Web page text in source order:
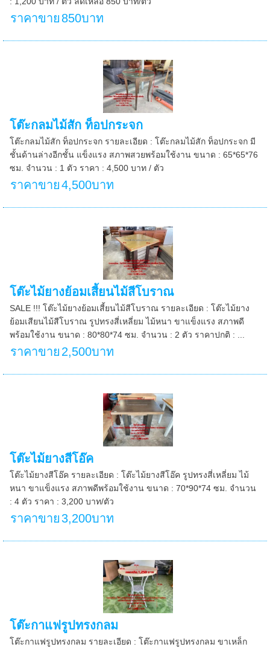
ราคาขาย 850บาท
โต๊ะกลมไม้สัก ท็อปกระจก
โต๊ะกลมไม้สัก ท็อปกระจก รายละเอียด : โต๊ะกลมไม้สัก ท็อปกระจก มี
ชั้นด้านล่างอีกชั้น แข็งแรง สภาพสวยพร้อมใช้งาน ขนาด : 65*65*76
ซม. จำนวน : 1 ตัว ราคา : 4,500 บาท / ตัว
ราคาขาย4,500บาท
โต๊ะไม้ยางย้อมเสี้ยนไม้สีโบราณ
SALE !!! โต๊ะไม้ยางย้อมเสี้ยนไม้สีโบราณ รายละเอียด : โต๊ะไม้ยาง
ย้อมเสียนไม้สีโบราณ รูปทรงสี่เหลี่ยม ไม้หนา ขาแข็งแรง สภาพดี
พร้อมใช้งาน ขนาด : 80*80*74 ซม. จำนวน : 2 ตัว ราคาปกติ : ...
ราคาขาย 2,500บาท
โต๊ะไม้ยางสีโอ๊ค
โต๊ะไม้ยางสีโอ๊ค รายละเอียด : โต๊ะไม้ยางสีโอ๊ค รูปทรงสี่เหลี่ยม ไม้
หนา ขาแข็งแรง สภาพดีพร้อมใช้งาน ขนาด : 70*90*74 ซม. จำนวน
: 4 ตัว ราคา : 3,200 บาท/ตัว
ราคาขาย3,200บาท
โต๊ะกาแฟรูปทรงกลม
โต๊ะกาแฟรูปทรงกลม รายละเอียด : โต๊ะกาแฟรูปทรงกลม ขาเหล็ก